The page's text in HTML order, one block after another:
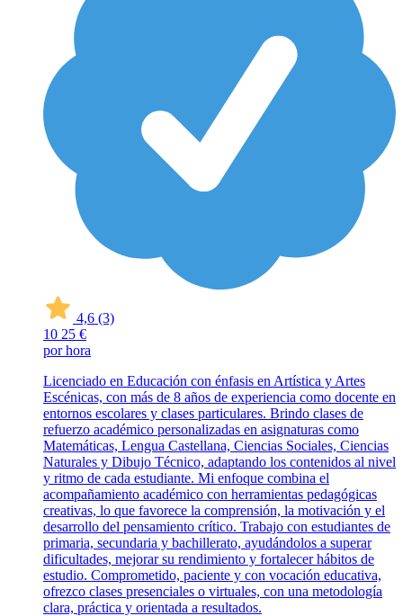
4,6 (3)
10 25 €
por hora
Licenciado en Educación con énfasis en Artística y Artes
Escénicas, con más de 8 años de experiencia como docente en
entornos escolares y clases particulares. Brindo clases de
refuerzo académico personalizadas en asignaturas como
Matemáticas, Lengua Castellana, Ciencias Sociales, Ciencias
Naturales y Dibujo Técnico, adaptando los contenidos al nivel
y ritmo de cada estudiante. Mi enfoque combina el
acompañamiento académico con herramientas pedagógicas
creativas, lo que favorece la comprensión, la motivación y el
desarrollo del pensamiento crítico. Trabajo con estudiantes de
primaria, secundaria y bachillerato, ayudándolos a superar
dificultades, mejorar su rendimiento y fortalecer hábitos de
estudio. Comprometido, paciente y con vocación educativa,
ofrezco clases presenciales o virtuales, con una metodología
clara, práctica y orientada a resultados.